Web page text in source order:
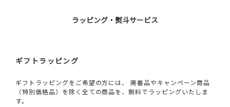
ラッピング・熨斗サービス
ギフトラッピング
ギフトラッピングをご希望の方には、 廃番品やキャンペーン商品
（特別価格品）を除く全ての商品を、無料でラッピングいたしま
す。